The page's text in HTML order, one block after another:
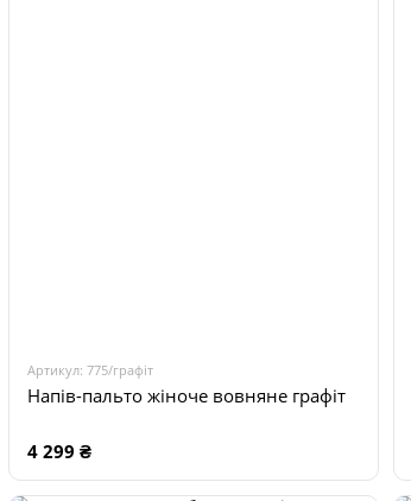
Артикул: 775/графіт
Напів-пальто жіноче вовняне графіт
4 299 ₴